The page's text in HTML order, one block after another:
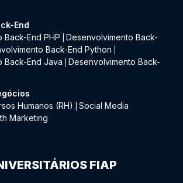
End
Back-End PHP
Desenvolvimento Back-
Back-End Python
Back-End Java
Desenvolvimento Back-
Humanos (RH)
Social Media
Marketing
FIAP